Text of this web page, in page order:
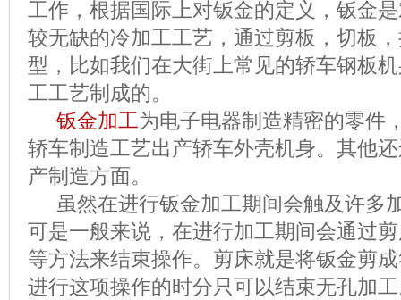
工作，根据国际上对钣金的定义，钣金
较无缺的冷加工工艺，通过剪板，切板
型，比如我们在大街上常见的轿车钢板
工工艺制成的。
钣金加工为电子电器制造精密的零件
轿车制造工艺出产轿车外壳机身。其他
产制造方面。
虽然在进行钣金加工期间会触及许多
可是一般来说，在进行加工期间会通过
等方法来结束操作。剪床就是将钣金剪
进行这项操作的时分只可以结束无孔加